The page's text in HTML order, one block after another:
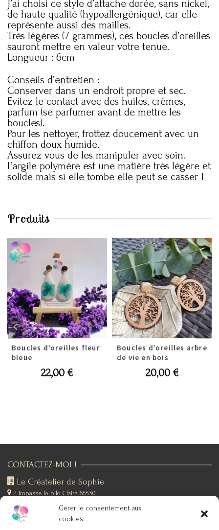
Gérer le consentement aux
cookies
J’ai choisi ce style d’attache dorée, sans nickel,
de haute qualité (hypoallergénique), car elle
représente aussi des mailles.
Très légères (7 grammes), ces boucles d’oreilles
sauront mettre en valeur votre tenue.
Longueur : 6cm
Conseils d’entretien :
Conserver dans un endroit propre et sec.
Evitez le contact avec des huiles, crèmes,
parfum (se parfumer avant de mettre les
boucles).
Pour les nettoyer, frottez doucement avec un
chiffon doux humide.
Assurez vous de les manipuler avec soin.
L’argile polymère est une matière très légère et
solide mais si elle tombe elle peut se casser !
Produits
Boucles d’oreilles fleur
bleue
22,00 €
Boucles d’oreilles arbre
de vie en bois
20,00 €
CONTACTEZ-MOI !
Le Créatelier de Sophie
2 impasse lo pilo Claira 66530
+(33)6 19 76 12 53
SUIVEZ-MOI !